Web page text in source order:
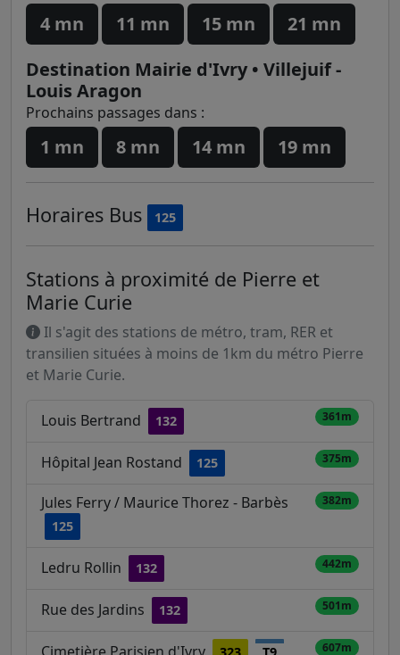
4 mn 11 mn 15 mn
21 mn
Destination Mairie d'Ivry • Villejuif -
Louis Aragon
Prochains passages dans :
1 mn 8 mn 14 mn 19 mn
Horaires Bus 125
Stations à proximité de Pierre et
Marie Curie
Il s'agit des stations de métro, tram, RER et
transilien situées à moins de 1km du métro Pierre
et Marie Curie.
Louis Bertrand 132 361m
Hôpital Jean Rostand 125 375m
Jules Ferry / Maurice Thorez - Barbès
125
382m
Ledru Rollin 132 442m
Rue des Jardins 132 501m
607m